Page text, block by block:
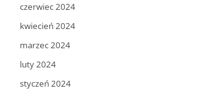
czerwiec 2024
kwiecień 2024
marzec 2024
luty 2024
styczeń 2024